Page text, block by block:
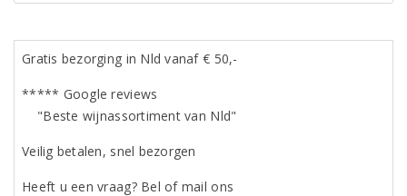
Gratis bezorging in Nld vanaf € 50,-
***** Google reviews
"Beste wijnassortiment van Nld"
Veilig betalen, snel bezorgen
Heeft u een vraag? Bel of mail ons